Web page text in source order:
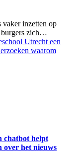
vaker inzetten op
burgers zich…
chatbot helpt
over het nieuws